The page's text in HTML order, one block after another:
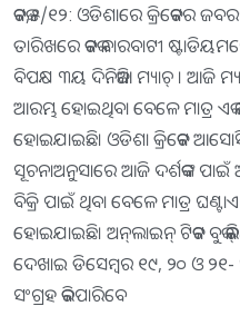
କଟକ,୫/୧୨: ଓଡିଶାରେ କ୍ରିକେଟର
ତାରିଖରେ କଟକ ବାରବାଟୀ
ବିପକ୍ଷ ୩ୟ ଦିନିକିଆ ମ୍ୟାଚ୍ । ଆଜି
ଆରମ୍ଭ ହୋଇଥିବା ବେଳେ ମାତ୍ର ଏକ
ହୋଇଯାଇଛି। ଓଡିଶା କ୍ରିକେଟ
ସୂଚନାଅନୁସାରେ ଆଜି ଦର୍ଶକଙ୍କ
ବିକ୍ରି ପାଇଁ ଥିବା ବେଳେ ମାତ୍ର
ହୋଇଯାଇଛି। ଅନ୍‌ଲାଇନ୍ ଟିକଟ ବୁକ୍
ଦେଖାଇ ଡିସେମ୍ବର ୧୯, ୨୦ ଓ ୨୧-
ସଂଗ୍ରହ କରିପାରିବେ